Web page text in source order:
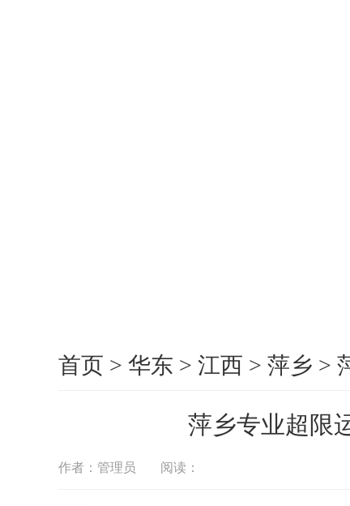
首页 > 华东 > 江西 > 萍乡 >
萍乡专业超限
作者：管理员 阅读：